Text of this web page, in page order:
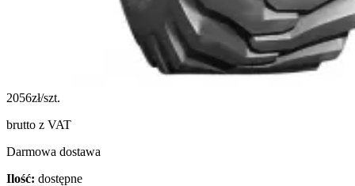
2056zł/szt.
brutto z VAT
Darmowa dostawa
Ilość: dostępne